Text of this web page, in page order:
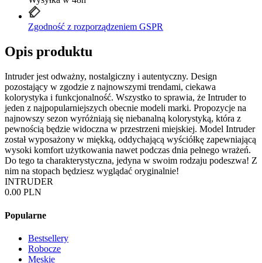
Zgodność z rozporządzeniem GSPR
Opis produktu
Intruder jest odważny, nostalgiczny i autentyczny. Design
pozostający w zgodzie z najnowszymi trendami, ciekawa
kolorystyka i funkcjonalność. Wszystko to sprawia, że Intruder to
jeden z najpopularniejszych obecnie modeli marki. Propozycje na
najnowszy sezon wyróżniają się niebanalną kolorystyką, która z
pewnością będzie widoczna w przestrzeni miejskiej. Model Intruder
został wyposażony w miękką, oddychającą wyściółkę zapewniającą
wysoki komfort użytkowania nawet podczas dnia pełnego wrażeń.
Do tego ta charakterystyczna, jedyna w swoim rodzaju podeszwa! Z
nim na stopach będziesz wyglądać oryginalnie!
INTRUDER
0.00 PLN
Popularne
Bestsellery
Robocze
Męskie